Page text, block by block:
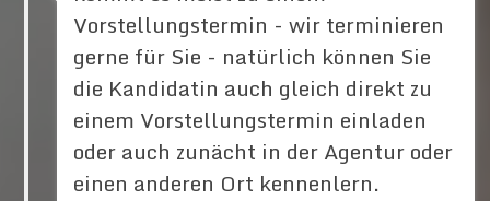
Vorstellungstermin - wir terminieren
gerne für Sie - natürlich können Sie
die Kandidatin auch gleich direkt zu
einem Vorstellungstermin einladen
oder auch zunächt in der Agentur oder
einen anderen Ort kennenlern.